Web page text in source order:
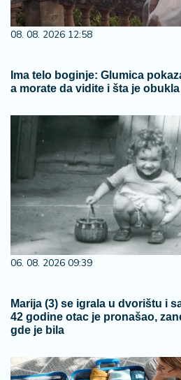
08. 08. 2026 12:58
Ima telo boginje: Glumica
a morate da vidite i šta je obukla
06. 08. 2026 09:39
Marija (3) se igrala u dvorištu i
42 godine otac je pronašao,
gde je bila